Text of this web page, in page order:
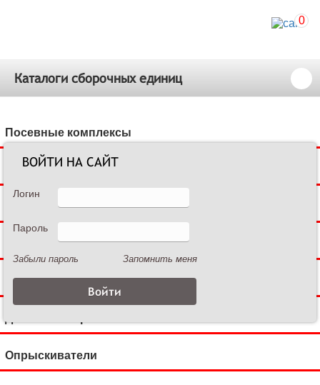
0
Каталоги сборочных единиц
Посевные комплексы
Сеялки зерновые
Сеялки пропашные
Культиваторы междурядные
Культиваторы сплошной обработки
Опрыскиватели
ВОЙТИ НА САЙТ
Логин
Пароль
Забыли пароль Запомнить меня